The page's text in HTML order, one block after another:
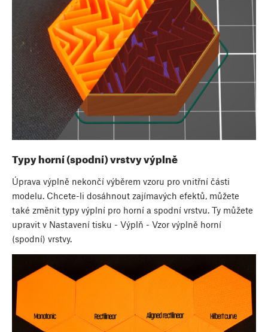
Typy horní (spodní) vrstvy výplně
Úprava výplně nekončí výběrem vzoru pro vnitřní části
modelu. Chcete-li dosáhnout zajímavých efektů, můžete
také změnit typy výplní pro horní a spodní vrstvu. Ty můžete
upravit v Nastavení tisku - Výplň - Vzor výplně horní
(spodní) vrstvy.